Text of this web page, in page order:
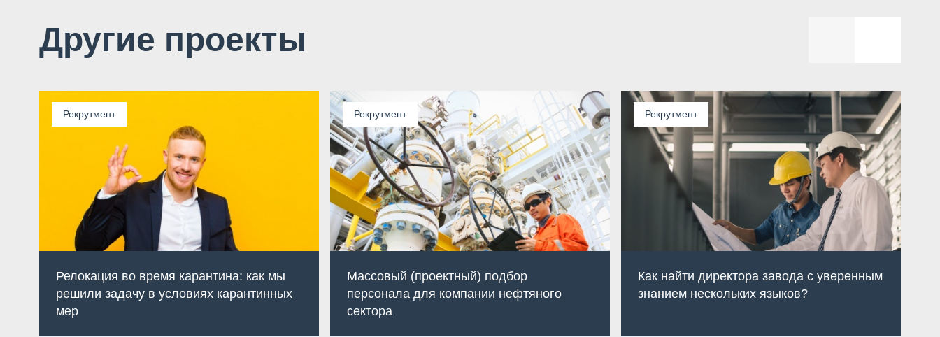
Другие проекты
Рекрутмент
Релокация во время карантина: как мы
решили задачу в условиях карантинных
мер
Рекрутмент
Массовый (проектный) подбор
персонала для компании нефтяного
сектора
Рекрутмент
Как найти директора завода с уверенным
знанием нескольких языков?